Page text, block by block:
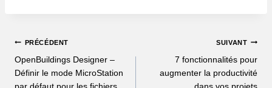
PRÉCÉDENT
OpenBuildings Designer –
Définir le mode MicroStation
SUIVANT
7 fonctionnalités pour
augmenter la productivité